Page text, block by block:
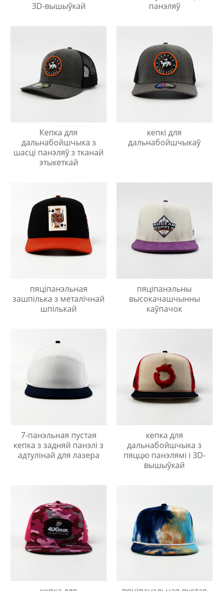
3D-вышыўкай
панэляў
Кепка для
дальнабойшчыка з
шасці панэляў з тканай
этыкеткай
кепкі для
дальнабойшчыкаў
пяціпанэльная
зашпілька з металічнай
шпількай
пяціпанэльны
высокачашчынны
каўпачок
7-панэльная пустая
кепка з задняй панэлі з
адтулінай для лазера
кепка для
дальнабойшчыка з
пяццю панэлямі і 3D-
вышыўкай